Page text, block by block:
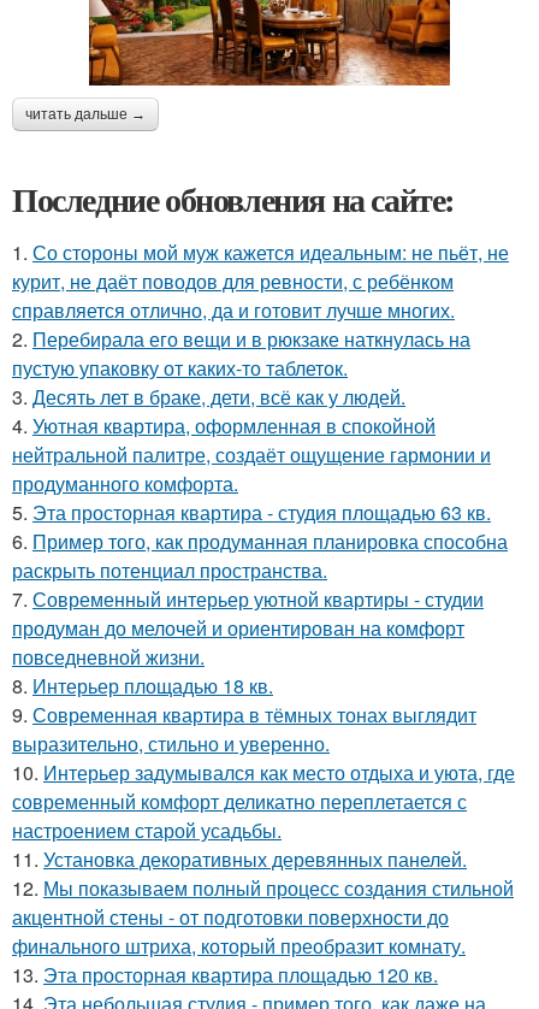
читать дальше →
Последние обновления на сайте:
1. Со стороны мой муж кажется идеальным: не пьёт, не
курит, не даёт поводов для ревности, с ребёнком
справляется отлично, да и готовит лучше многих.
2. Перебирала его вещи и в рюкзаке наткнулась на
пустую упаковку от каких-то таблеток.
3. Десять лет в браке, дети, всё как у людей.
4. Уютная квартира, оформленная в спокойной
нейтральной палитре, создаёт ощущение гармонии и
продуманного комфорта.
5. Эта просторная квартира - студия площадью 63 кв.
6. Пример того, как продуманная планировка способна
раскрыть потенциал пространства.
7. Современный интерьер уютной квартиры - студии
продуман до мелочей и ориентирован на комфорт
повседневной жизни.
8. Интерьер площадью 18 кв.
9. Современная квартира в тёмных тонах выглядит
выразительно, стильно и уверенно.
10. Интерьер задумывался как место отдыха и уюта, где
современный комфорт деликатно переплетается с
настроением старой усадьбы.
11. Установка декоративных деревянных панелей.
12. Мы показываем полный процесс создания стильной
акцентной стены - от подготовки поверхности до
финального штриха, который преобразит комнату.
13. Эта просторная квартира площадью 120 кв.